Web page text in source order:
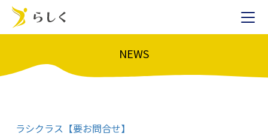
NEWS
ラシクラス【要お問合せ】